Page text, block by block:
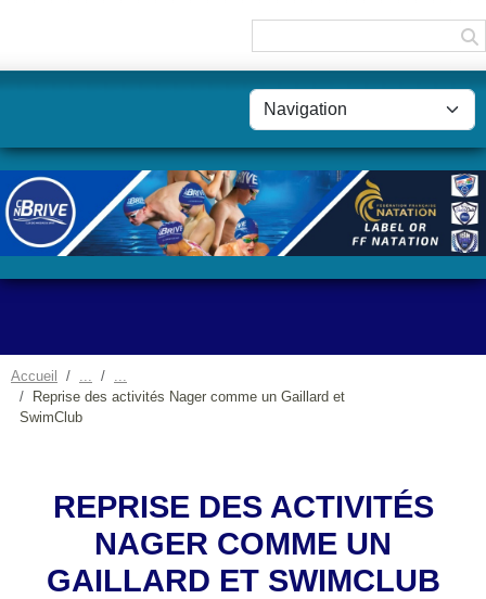
Accueil
Reprise des activités Nager comme un Gaillard et
SwimClub
REPRISE DES ACTIVITÉS
NAGER COMME UN
GAILLARD ET SWIMCLUB